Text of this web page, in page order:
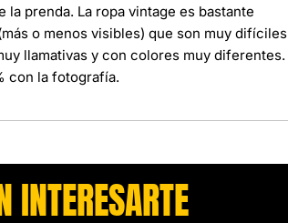
prenda. La ropa vintage es bastante
o menos visibles) que son muy difíciles
llamativas y con colores muy diferentes.
con la fotografía.
INTERESARTE​